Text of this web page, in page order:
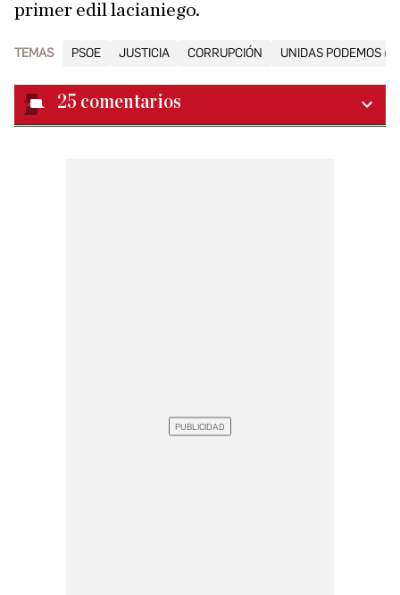
primer edil lacianiego.
TEMAS PSOE JUSTICIA CORRUPCIÓN UNIDAS PODEMOS
25 comentarios